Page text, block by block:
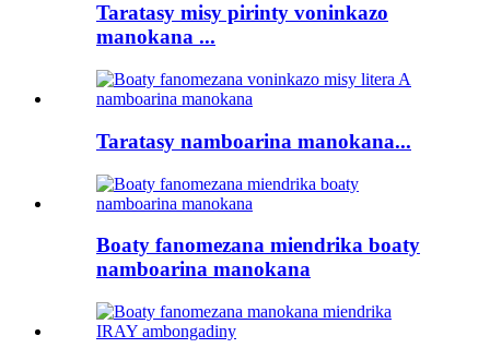
Taratasy misy pirinty voninkazo
manokana ...
Taratasy namboarina manokana...
Boaty fanomezana miendrika boaty
namboarina manokana